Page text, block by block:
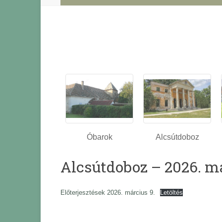
Óbarok Alcsútdoboz
Alcsútdoboz – 2026.
Előterjesztések 2026. március 9. Letöltés